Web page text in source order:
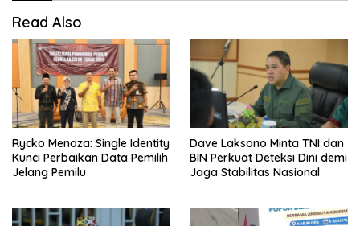
Read Also
Rycko Menoza: Single Identity
Kunci Perbaikan Data Pemilih
Jelang Pemilu
Dave Laksono Minta TNI dan
BIN Perkuat Deteksi Dini demi
Jaga Stabilitas Nasional